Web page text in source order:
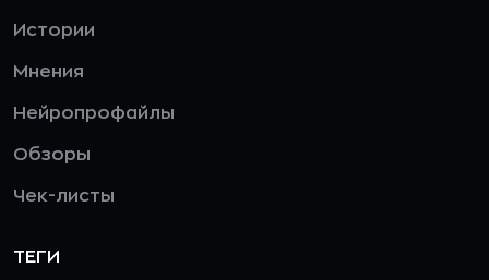
Истории
Мнения
Нейропрофайлы
Обзоры
Чек-листы
ТЕГИ